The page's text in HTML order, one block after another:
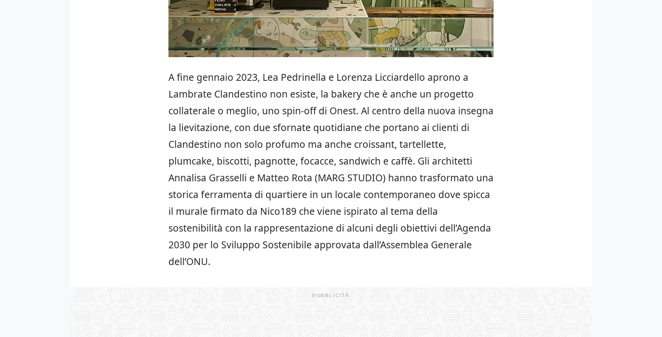
A fine gennaio 2023, Lea Pedrinella e Lorenza Licciardello aprono a
Lambrate Clandestino non esiste, la bakery che è anche un progetto
collaterale o meglio, uno spin-off di Onest. Al centro della nuova insegna
la lievitazione, con due sfornate quotidiane che portano ai clienti di
Clandestino non solo profumo ma anche croissant, tartellette,
plumcake, biscotti, pagnotte, focacce, sandwich e caffè. Gli architetti
Annalisa Grasselli e Matteo Rota (MARG STUDIO) hanno trasformato una
storica ferramenta di quartiere in un locale contemporaneo dove spicca
il murale firmato da Nico189 che viene ispirato al tema della
sostenibilità con la rappresentazione di alcuni degli obiettivi dell’Agenda
2030 per lo Sviluppo Sostenibile approvata dall’Assemblea Generale
dell’ONU.